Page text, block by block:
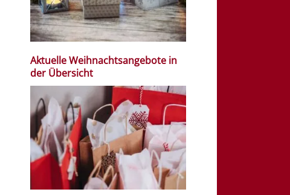
Aktuelle Weihnachtsangebote in
der Übersicht